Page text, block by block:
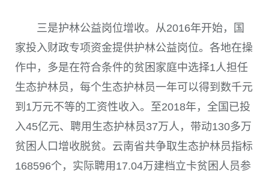
三是护林公益岗位增收。从2016年开始，国
家投入财政专项资金提供护林公益岗位。各地在操
作中，多是在符合条件的贫困家庭中选择1人担任
生态护林员，每个生态护林员一年可以得到数千元
到 1万元不等的工资性收入。至2018年，全国已投
入45亿元、聘用生态护林员37万人，带动130多万
贫困人口增收脱贫。云南省共争取生态护林员指标
168596个，实际聘用 17.04万建档立卡贫困人员参